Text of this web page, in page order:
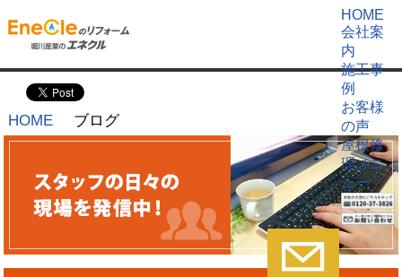
HOME
会社案
内
施工事
例
お客様
の声
屋根修
理メニ
ュー
HOME ブログ